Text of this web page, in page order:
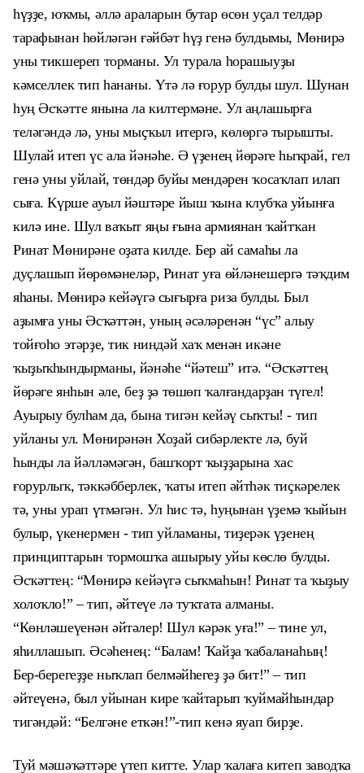
һүҙҙе, юҡмы, әллә араларын бутар өсөн уҫал телдәр
тарафынан һөйләгән ғәйбәт һүҙ генә булдымы, Мөнирә
уны тикшереп торманы. Ул турала һорашыуҙы
кәмселлек тип һананы. Үтә лә ғорур булды шул. Шунан
һуң Әсҡәтте янына ла килтермәне. Ул аңлашырға
теләгәндә лә, уны мыҫҡыл итергә, көлөргә тырышты.
Шулай итеп үс ала йәнәһе. Ә үҙенең йөрәге һыҡрай, гел
генә уны уйлай, төндәр буйы мендәрен ҡосаҡлап илап
сыға. Күрше ауыл йәштәре йыш ҡына клубҡа уйынға
килә ине. Шул ваҡыт яңы ғына армиянан ҡайтҡан
Ринат Мөнирәне оҙата килде. Бер ай самаһы ла
дуҫлашып йөрөмәнеләр, Ринат уға өйләнешергә тәҡдим
яһаны. Мөнирә кейәүгә сығырға риза булды. Был
аҙымға уны Әсҡәттән, уның әсәләренән “үс” алыу
тойғоһо этәрҙе, тик ниндәй хаҡ менән икәне
ҡыҙыҡһындырманы, йәнәһе “йәтеш” итә. “Әсҡәттең
йөрәге янһын әле, беҙ ҙә төшөп ҡалғандарҙан түгел!
Ауырыу булһам да, бына тигән кейәү сыҡты! - тип
уйланы ул. Мөнирәнән Хоҙай сибәрлекте лә, буй
һынды ла йәлләмәгән, башҡорт ҡыҙҙарына хас
ғорурлыҡ, тәккәбберлек, ҡаты итеп әйтһәк тиҫкәрелек
тә, уны урап үтмәгән. Ул һис тә, һуңынан үҙемә ҡыйын
булыр, үкенермен - тип уйламаны, тиҙерәк үҙенең
принциптарын тормошҡа ашырыу уйы көслө булды.
Әсҡәттең: “Мөнирә кейәүгә сыҡмаһын! Ринат та ҡыҙыу
холоҡло!” – тип, әйтеүе лә туҡтата алманы.
“Көнләшеүенән әйтәлер! Шул кәрәк уға!” – тине ул,
яһиллашып. Әсәһенең: “Балам! Ҡайҙа ҡабаланаһың!
Бер-берегеҙҙе ныҡлап белмәйһегеҙ ҙә бит!” – тип
әйтеүенә, был уйынан кире ҡайтарып ҡуймайһындар
тигәндәй: “Белгәне еткән!”-тип кенә яуап бирҙе.
Туй мәшәҡәттәре үтеп китте. Улар ҡалаға китеп заводҡа